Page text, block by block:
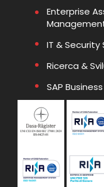
Enterprise
IT & Security
Ricerca &
SAP